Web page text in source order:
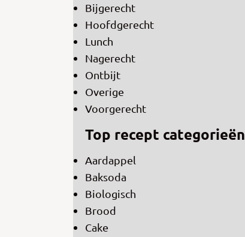
Bijgerecht
Hoofdgerecht
Lunch
Nagerecht
Ontbijt
Overige
Voorgerecht
Top recept categorieën
Aardappel
Baksoda
Biologisch
Brood
Cake